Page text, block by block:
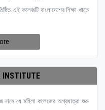
এই কলেজটি বাংলাদেশের শিক্ষা খাতে
INSTITUTE
নামে যে মহিলা কলেজের অগ্রযাত্রা শুরু